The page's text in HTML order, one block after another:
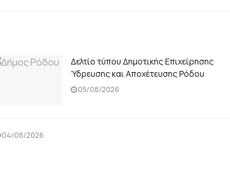
Δελτίο τύπου Δημοτικής Επιχείρησης
Ύδρευσης και Αποχέτευσης Ρόδου
05/08/2026
04/08/2026